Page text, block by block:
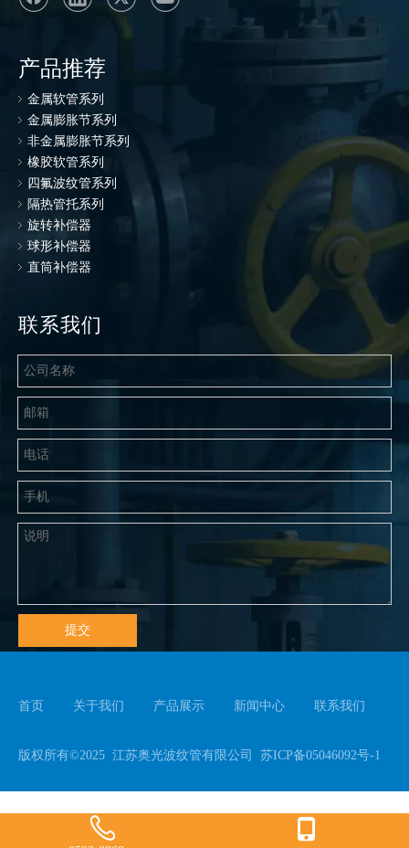
产品推荐
金属软管系列
金属膨胀节系列
非金属膨胀节系列
橡胶软管系列
四氟波纹管系列
隔热管托系列
旋转补偿器
球形补偿器
直筒补偿器
联系我们
提交
首页 关于我们 产品展示 新闻中心 联系我们
版权所有©2025 江苏奥光波纹管有限公司 苏ICP备05046092号-1